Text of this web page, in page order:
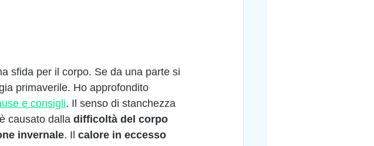
sfida per il corpo. Se da una parte si
primaverile. Ho approfondito
e consigli. Il senso di stanchezza
causato dalla difficoltà del corpo
invernale. Il calore in eccesso